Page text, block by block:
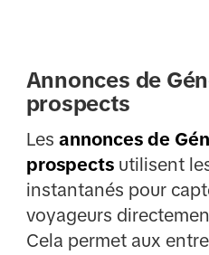
Annonces de
prospects
Les annonces de
prospectsutilisent
instantanés pour
voyageurs
Cela permet aux